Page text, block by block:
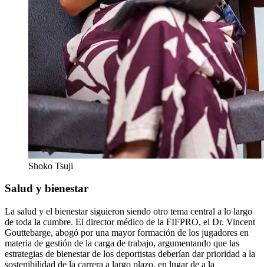
Shoko Tsuji
Salud y bienestar
La salud y el bienestar siguieron siendo otro tema central a lo largo
de toda la cumbre. El director médico de la FIFPRO, el Dr. Vincent
Gouttebarge, abogó por una mayor formación de los jugadores en
materia de gestión de la carga de trabajo, argumentando que las
estrategias de bienestar de los deportistas deberían dar prioridad a la
sostenibilidad de la carrera a largo plazo, en lugar de a la